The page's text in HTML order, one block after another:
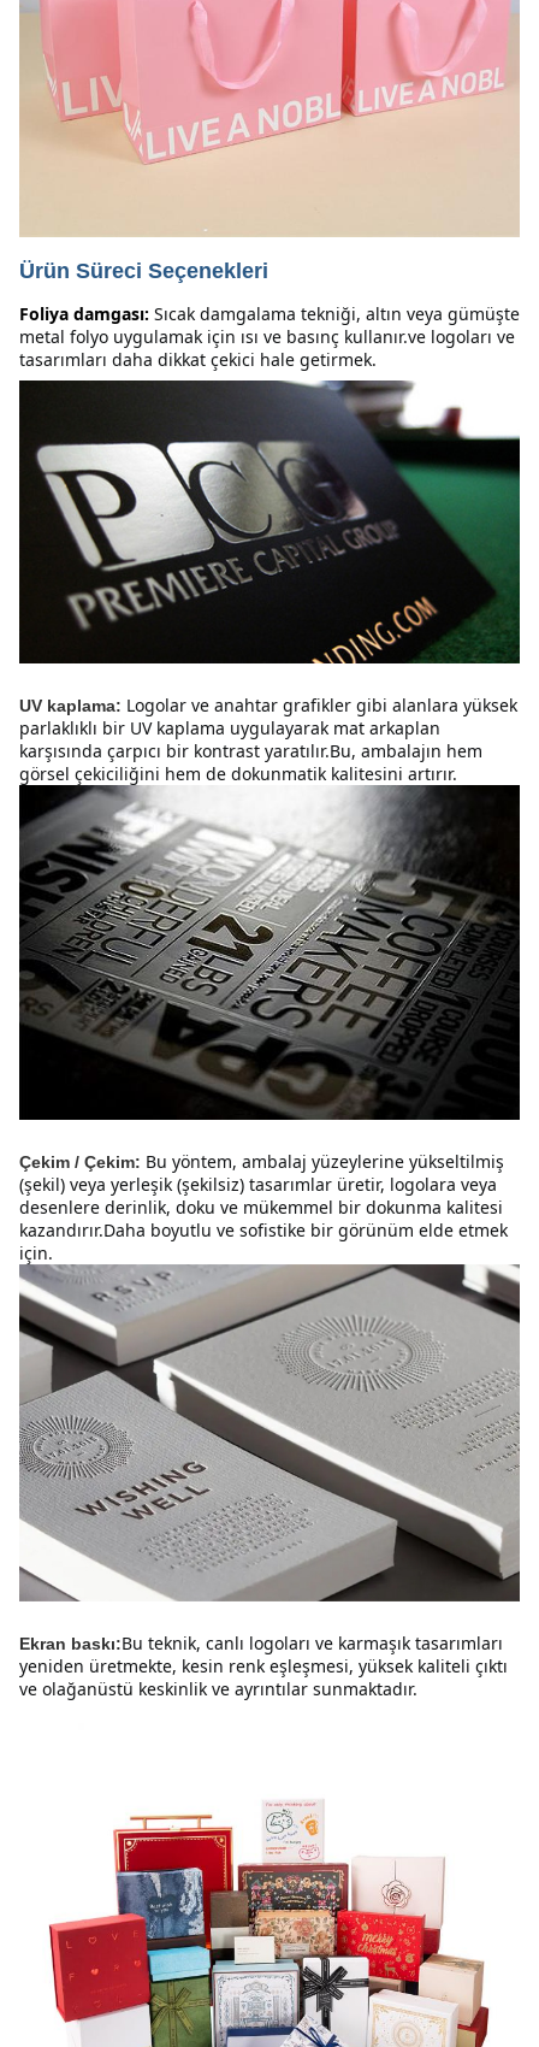
Ürün Süreci Seçenekleri
Foliya damgası: Sıcak damgalama tekniği, altın veya gümüşte
metal folyo uygulamak için ısı ve basınç kullanır.ve logoları ve
tasarımları daha dikkat çekici hale getirmek.
UV kaplama: Logolar ve anahtar grafikler gibi alanlara yüksek
parlaklıklı bir UV kaplama uygulayarak mat arkaplan
karşısında çarpıcı bir kontrast yaratılır.Bu, ambalajın hem
görsel çekiciliğini hem de dokunmatik kalitesini artırır.
Çekim / Çekim: Bu yöntem, ambalaj yüzeylerine yükseltilmiş
(şekil) veya yerleşik (şekilsiz) tasarımlar üretir, logolara veya
desenlere derinlik, doku ve mükemmel bir dokunma kalitesi
kazandırır.Daha boyutlu ve sofistike bir görünüm elde etmek
için.
Ekran baskı:Bu teknik, canlı logoları ve karmaşık tasarımları
yeniden üretmekte, kesin renk eşleşmesi, yüksek kaliteli çıktı
ve olağanüstü keskinlik ve ayrıntılar sunmaktadır.